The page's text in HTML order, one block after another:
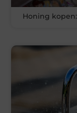
Honing